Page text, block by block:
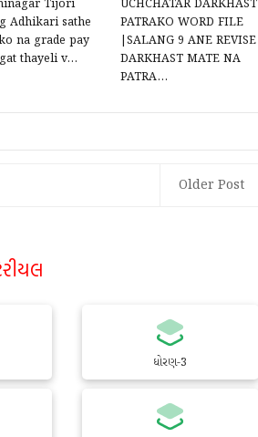
Tijori
Adhikari sathe
na grade pay
thayeli v...
UCHCHATAR DARKHAST
PATRAKO WORD FILE
|SALANG 9 ANE REVISE
DARKHAST MATE NA
PATRA...
Older Post
ધોરણ-3